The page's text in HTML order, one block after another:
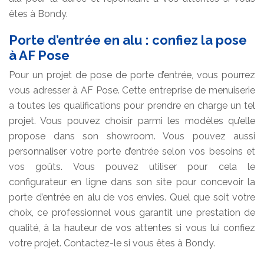
êtes à Bondy.
Porte d’entrée en alu : confiez la pose
à AF Pose
Pour un projet de pose de porte d’entrée, vous pourrez
vous adresser à AF Pose. Cette entreprise de menuiserie
a toutes les qualifications pour prendre en charge un tel
projet. Vous pouvez choisir parmi les modèles qu’elle
propose dans son showroom. Vous pouvez aussi
personnaliser votre porte d’entrée selon vos besoins et
vos goûts. Vous pouvez utiliser pour cela le
configurateur en ligne dans son site pour concevoir la
porte d’entrée en alu de vos envies. Quel que soit votre
choix, ce professionnel vous garantit une prestation de
qualité, à la hauteur de vos attentes si vous lui confiez
votre projet. Contactez-le si vous êtes à Bondy.